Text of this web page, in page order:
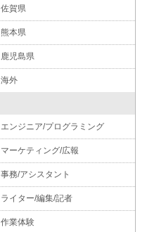
佐賀県
熊本県
鹿児島県
海外
エンジニア/プログラミング
マーケティング/広報
事務/アシスタント
ライター/編集/記者
作業体験